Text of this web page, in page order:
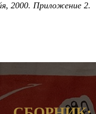
2000. Приложение 2.